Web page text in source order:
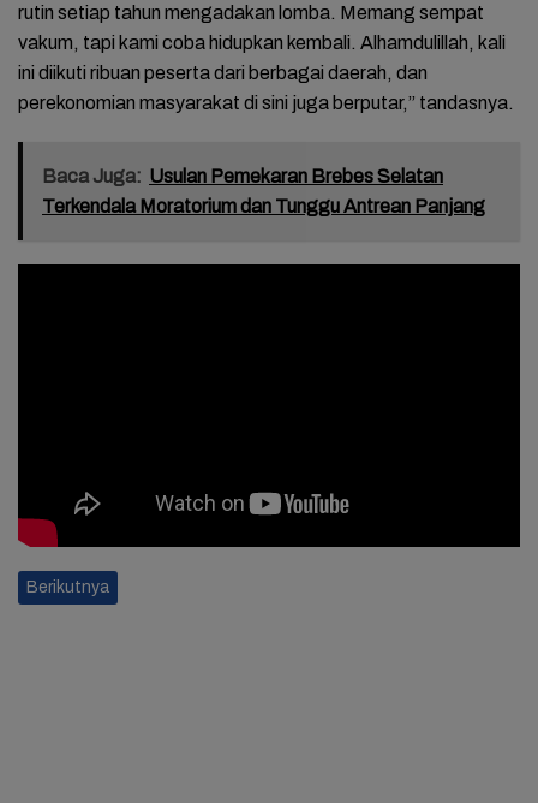
rutin setiap tahun mengadakan lomba. Memang sempat
vakum, tapi kami coba hidupkan kembali. Alhamdulillah, kali
ini diikuti ribuan peserta dari berbagai daerah, dan
perekonomian masyarakat di sini juga berputar,” tandasnya.
Baca Juga: Usulan Pemekaran Brebes Selatan
Terkendala Moratorium dan Tunggu Antrean Panjang
Berikutnya